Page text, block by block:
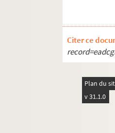
Citer ce
Plan du
v 31.1.0